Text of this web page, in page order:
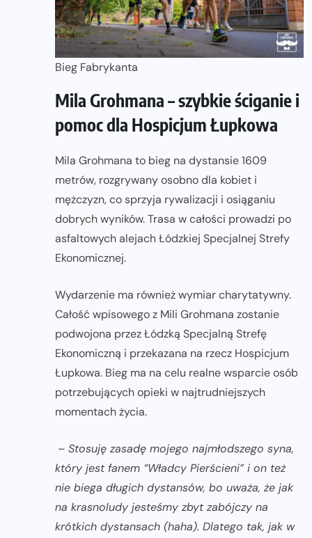
Bieg Fabrykanta
Mila Grohmana – szybkie ściganie i
pomoc dla Hospicjum Łupkowa
Mila Grohmana to bieg na dystansie 1609
metrów, rozgrywany osobno dla kobiet i
mężczyzn, co sprzyja rywalizacji i osiąganiu
dobrych wyników. Trasa w całości prowadzi po
asfaltowych alejach Łódzkiej Specjalnej Strefy
Ekonomicznej.
Wydarzenie ma również wymiar charytatywny.
Całość wpisowego z Mili Grohmana zostanie
podwojona przez Łódzką Specjalną Strefę
Ekonomiczną i przekazana na rzecz Hospicjum
Łupkowa. Bieg ma na celu realne wsparcie osób
potrzebujących opieki w najtrudniejszych
momentach życia.
– Stosuję zasadę mojego najmłodszego syna,
który jest fanem “Władcy Pierścieni” i on też
nie biega długich dystansów, bo uważa, że jak
na krasnoludy jesteśmy zbyt zabójczy na
krótkich dystansach (haha). Dlatego tak, jak w